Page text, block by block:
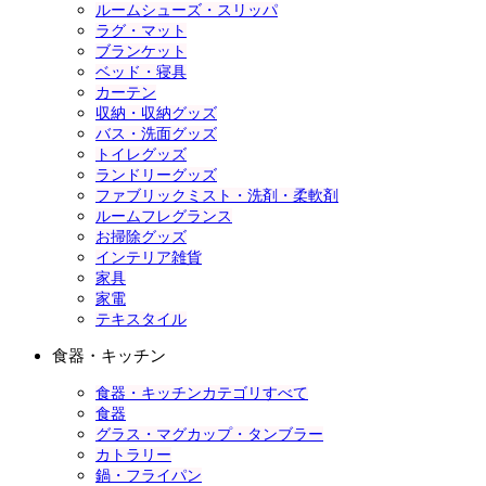
ルームシューズ・スリッパ
ラグ・マット
ブランケット
ベッド・寝具
カーテン
収納・収納グッズ
バス・洗面グッズ
トイレグッズ
ランドリーグッズ
ファブリックミスト・洗剤・柔軟剤
ルームフレグランス
お掃除グッズ
インテリア雑貨
家具
家電
テキスタイル
食器・キッチン
食器・キッチンカテゴリすべて
食器
グラス・マグカップ・タンブラー
カトラリー
鍋・フライパン